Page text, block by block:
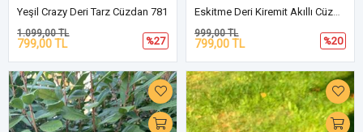
Yeşil Crazy Deri Tarz Cüzdan 781
799,00 TL
1.099,00 TL
%27 799,00 TL
999,00 TL
%20